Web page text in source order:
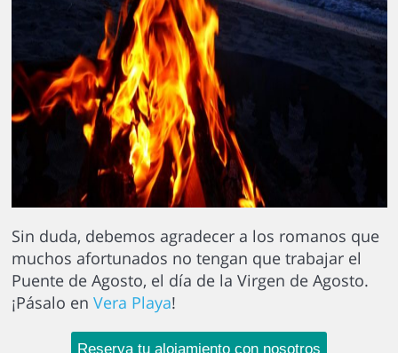
Sin duda, debemos agradecer a los romanos que
muchos afortunados no tengan que trabajar el
Puente de Agosto, el día de la Virgen de Agosto.
¡Pásalo en Vera Playa!
Reserva tu alojamiento con nosotros